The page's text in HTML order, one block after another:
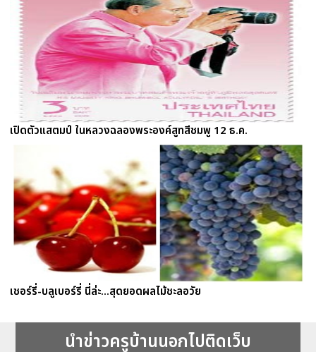
เปิดตัวแสตมป์ ในหลวงฉลองพระองค์สูทสีชมพู 12 ธ.ค.
เชอร์รี่-บลูเบอร์รี่ นี่ล่ะ...สุดยอดผลไม้ชะลอวัย
นำข่าวครูบ้านนอกไปติดเว็บ